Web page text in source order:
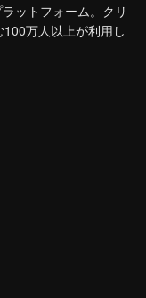
ットフォーム。クリ
万人以上が利用し